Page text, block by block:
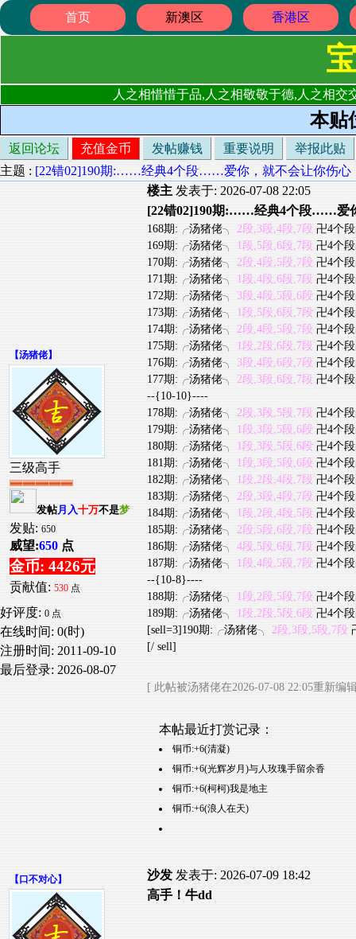
首页 新澳区 香港区
人之相惜惜于品,人之相敬敬于德,人之相
本贴
返回论坛 充值金币 发帖赚钱 重要说明
举报此贴
主题 : [22错02]190期:……经典4个段……爱你，就不会让你伤心
【汤猪佬】
三级高手
发帖月入十万不是梦
发贴: 650
威望:650 点
金币: 4426元
贡献值: 530 点
好评度: 0 点
在线时间: 0(时)
注册时间: 2011-09-10
最后登录: 2026-08-07
楼主 发表于: 2026-07-08 22:05
[22错02]190期:……经典4个段……爱
168期:╭汤猪佬╮ 2段,3段,4段,7段 卍4个
169期:╭汤猪佬╮
1段,5段,6段,7段 卍4个
170期:╭汤猪佬╮
2段,4段,5段,7段 卍4个
171期:╭汤猪佬╮
1段,4段,6段,7段 卍4个
172期:╭汤猪佬╮
3段,4段,5段,6段 卍4个
173期:╭汤猪佬╮
1段,5段,6段,7段 卍4个
174期:╭汤猪佬╮
2段,4段,5段,7段 卍4个
175期:╭汤猪佬╮
1段,2段,6段,7段 卍4个
176期:╭汤猪佬╮
3段,4段,6段,7段 卍4个
177期:╭汤猪佬╮
2段,3段,6段,7段 卍4个
--{10-10}----
178期:╭汤猪佬╮
2段,3段,5段,7段 卍4个
179期:╭汤猪佬╮
1段,3段,5段,6段 卍4个
180期:╭汤猪佬╮
1段,3段,5段,6段 卍4个
181期:╭汤猪佬╮
1段,3段,5段,6段 卍4个
182期:╭汤猪佬╮
1段,2段,4段,7段 卍4个
183期:╭汤猪佬╮
2段,3段,4段,7段 卍4个
184期:╭汤猪佬╮
1段,2段,4段,5段 卍4个
185期:╭汤猪佬╮
2段,5段,6段,7段 卍4个
186期:╭汤猪佬╮
4段,5段,6段,7段 卍4个
187期:╭汤猪佬╮
1段,4段,5段,7段 卍4个
--{10-8}----
188期:╭汤猪佬╮
1段,2段,5段,7段 卍4个
189期:╭汤猪佬╮
1段,2段,5段,6段 卍4个
[sell=3]190期:╭汤猪佬╮
2段,3段,5段,7段
[/ sell]
[ 此帖被汤猪佬在2026-07-08 22:05重新编
本帖最近打赏记录：
铜币:+6(清凝)
铜币:+6(光辉岁月)与人玫瑰手留余香
铜币:+6(柯柯)我是地主
铜币:+6(浪人在天)
【 口不对心】 沙发 发表于: 2026-07-09 18:42
高手！牛dd